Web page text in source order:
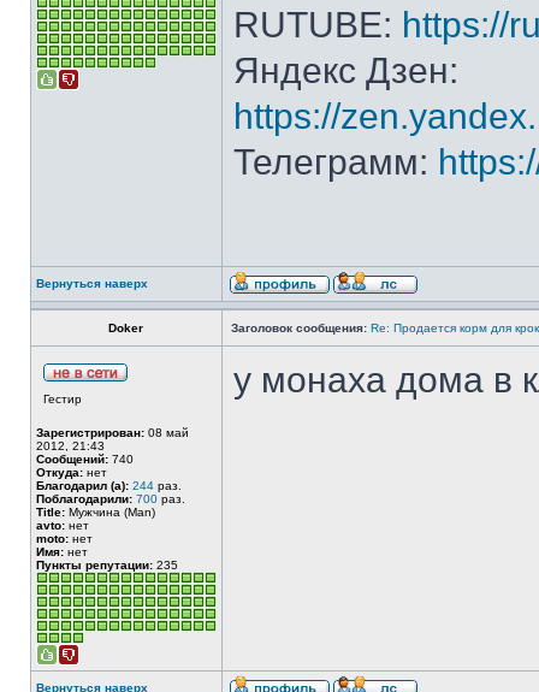
RUTUBE: https://
Яндекс Дзен:
https://
Телеграмм:
Вернуться наверх
Doker Заголовок сообщения: Re: Продается корм для
Гестир
Зарегистрирован: 08 май
2012, 21:43
Сообщений: 740
Откуда: нет
Благодарил (а): 244 раз.
Поблагодарили: 700 раз.
Title: Мужчина (Man)
avto: нет
moto: нет
Имя: нет
Пункты репутации: 235
у монаха дома в
Вернуться наверх